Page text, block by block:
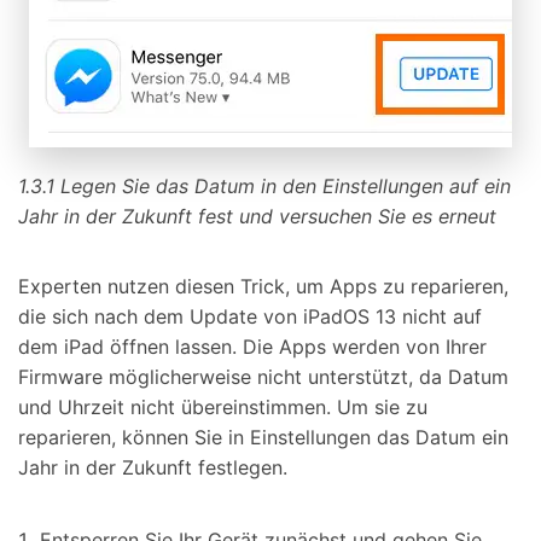
1.3.1 Legen Sie das Datum in den Einstellungen auf ein
Jahr in der Zukunft fest und versuchen Sie es erneut
Experten nutzen diesen Trick, um Apps zu reparieren,
die sich nach dem Update von iPadOS 13 nicht auf
dem iPad öffnen lassen. Die Apps werden von Ihrer
Firmware möglicherweise nicht unterstützt, da Datum
und Uhrzeit nicht übereinstimmen. Um sie zu
reparieren, können Sie in Einstellungen das Datum ein
Jahr in der Zukunft festlegen.